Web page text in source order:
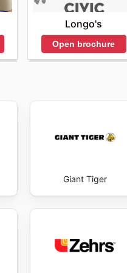
Longo's
Open brochure
Giant Tiger